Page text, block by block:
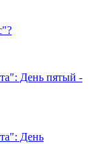
День пятый -
День